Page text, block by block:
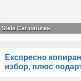
Stela Caricatures
Експресно
избор, плюс